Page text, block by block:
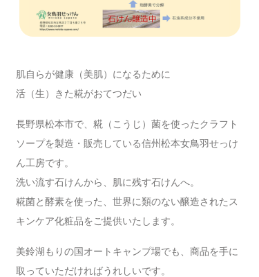
肌自らが健康（美肌）になるために
活（生）きた糀がおてつだい
長野県松本市で、糀（こうじ）菌を使ったクラフト
ソープを製造・販売している信州松本女鳥羽せっけ
ん工房です。
洗い流す石けんから、肌に残す石けんへ。
糀菌と酵素を使った、世界に類のない醸造されたス
キンケア化粧品をご提供いたします。
美鈴湖もりの国オートキャンプ場でも、商品を手に
取っていただければうれしいです。